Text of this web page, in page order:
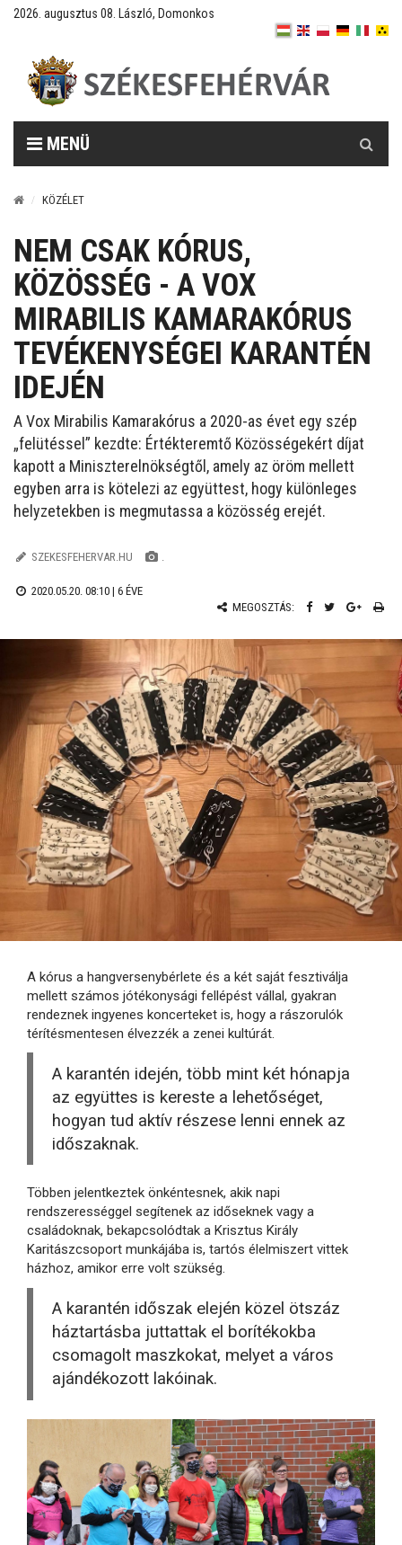
2026. augusztus 08. László, Domonkos
MENÜ
KÖZÉLET
NEM CSAK KÓRUS,
KÖZÖSSÉG - A VOX
MIRABILIS KAMARAKÓRUS
TEVÉKENYSÉGEI KARANTÉN
IDEJÉN
A Vox Mirabilis Kamarakórus a 2020-as évet egy szép
„felütéssel” kezdte: Értékteremtő Közösségekért díjat
kapott a Miniszterelnökségtől, amely az öröm mellett
egyben arra is kötelezi az együttest, hogy különleges
helyzetekben is megmutassa a közösség erejét.
SZEKESFEHERVAR.HU .
2020.05.20. 08:10 | 6 ÉVE
MEGOSZTÁS:
A kórus a hangversenybérlete és a két saját fesztiválja
mellett számos jótékonysági fellépést vállal, gyakran
rendeznek ingyenes koncerteket is, hogy a rászorulók
térítésmentesen élvezzék a zenei kultúrát.
A karantén idején, több mint két hónapja
az együttes is kereste a lehetőséget,
hogyan tud aktív részese lenni ennek az
időszaknak.
Többen jelentkeztek önkéntesnek, akik napi
rendszerességgel segítenek az időseknek vagy a
családoknak, bekapcsolódtak a Krisztus Király
Karitászcsoport munkájába is, tartós élelmiszert vittek
házhoz, amikor erre volt szükség.
A karantén időszak elején közel ötszáz
háztartásba juttattak el borítékokba
csomagolt maszkokat, melyet a város
ajándékozott lakóinak.